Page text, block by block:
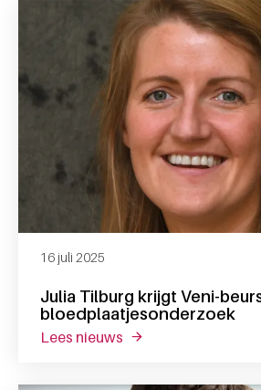
Julia Tilburg krijgt Veni-
bloedplaatjesonderzoek
16 juli 2025
lees nieuws over julia tilburg